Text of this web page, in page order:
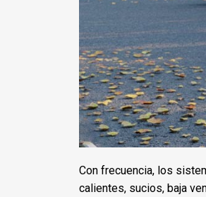
Con frecuencia, los
calientes, sucios, baja